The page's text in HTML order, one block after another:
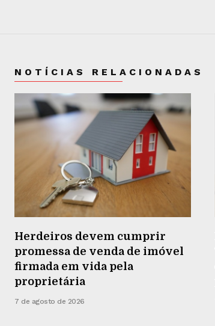
NOTÍCIAS RELACIONADAS
Herdeiros devem cumprir
promessa de venda de imóvel
firmada em vida pela
proprietária
7 de agosto de 2026